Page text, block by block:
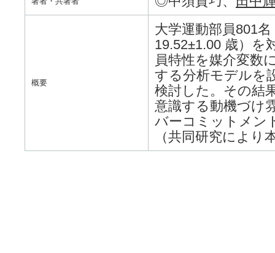
概要
大学運動部員801
19.52±1.00 歳）を
員特性を媒介変数
する分析モデルを
検討した。その結
意識する動機づけ
バーコミットメン
（共同研究により